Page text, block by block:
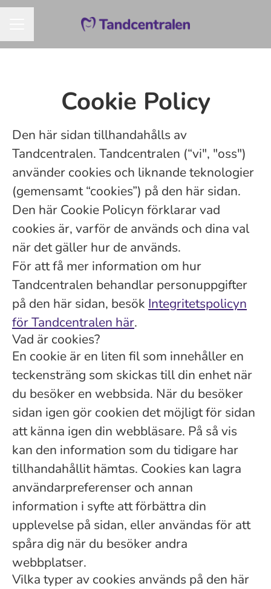
Cookie Policy
Den här sidan tillhandahålls av
Tandcentralen. Tandcentralen (“vi", "oss")
använder cookies och liknande teknologier
(gemensamt “cookies”) på den här sidan.
Den här Cookie Policyn förklarar vad
cookies är, varför de används och dina val
när det gäller hur de används.
För att få mer information om hur
Tandcentralen behandlar personuppgifter
på den här sidan, besök Integritetspolicyn
för Tandcentralen här.
Vad är cookies?
En cookie är en liten fil som innehåller en
teckensträng som skickas till din enhet när
du besöker en webbsida. När du besöker
sidan igen gör cookien det möjligt för sidan
att känna igen din webbläsare. På så vis
kan den information som du tidigare har
tillhandahållit hämtas. Cookies kan lagra
användarpreferenser och annan
information i syfte att förbättra din
upplevelse på sidan, eller användas för att
spåra dig när du besöker andra
webbplatser.
Vilka typer av cookies används på den här